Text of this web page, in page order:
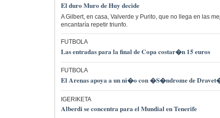
El duro Muro de Huy decide
A Gilbert, en casa, Valverde y Purito, que no llega en las
encantaría repetir triunfo.
FUTBOLA
Las entradas para la final de Copa costar�n 15 euros
FUTBOLA
El Arenas apoya a un ni�o con �S�ndrome de
IGERIKETA
Alberdi se concentra para el Mundial en Tenerife